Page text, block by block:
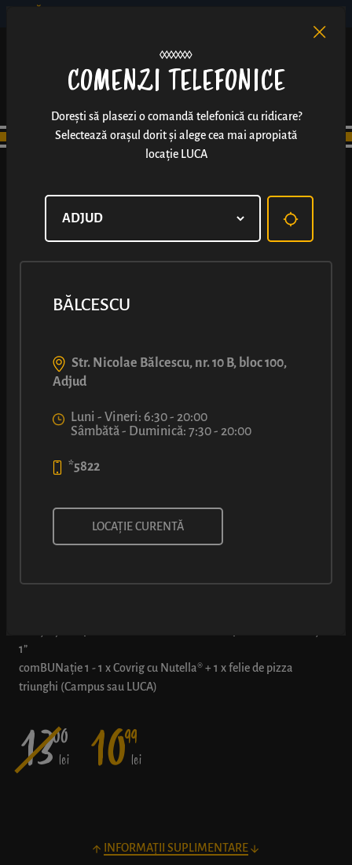
comBUNație®: Covrig cu
Nutella® + felie pizza
1”
comBUNație 1 - 1 x Covrig cu Nutella® + 1 x felie de pizza
triunghi (Campus sau LUCA)
1300
lei 1099
lei
INFORMAȚII SUPLIMENTARE
COMENZI TELEFONICE
Dorești să plasezi o comandă telefonică cu ridicare?
Selectează orașul dorit și alege cea mai apropiată
locație LUCA
BĂLCESCU
Str. Nicolae Bălcescu, nr. 10 B, bloc 100,
Adjud
Luni - Vineri: 6:30 - 20:00
Sâmbătă - Duminică: 7:30 - 20:00
*5822
LOCAȚIE CURENTĂ